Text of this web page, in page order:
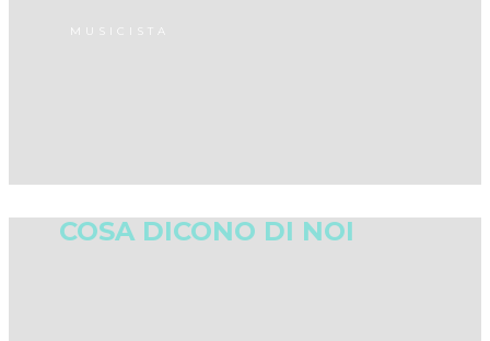
MUSICISTA
COSA DICONO DI NOI